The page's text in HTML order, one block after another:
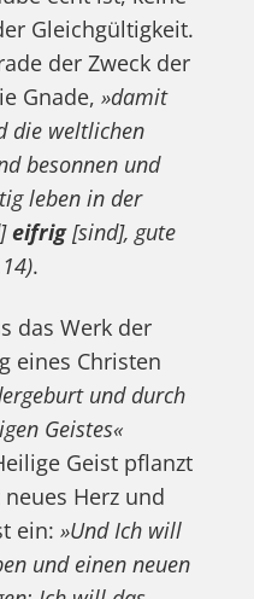
Gleichgültigkeit.
der Zweck der
Gnade, »damit
die weltlichen
besonnen und
leben in der
eifrig[sind], gute
.
das Werk der
eines Christen
und durch
Geistes«
Geist pflanzt
Herz und
ein: »Und Ich will
und einen neuen